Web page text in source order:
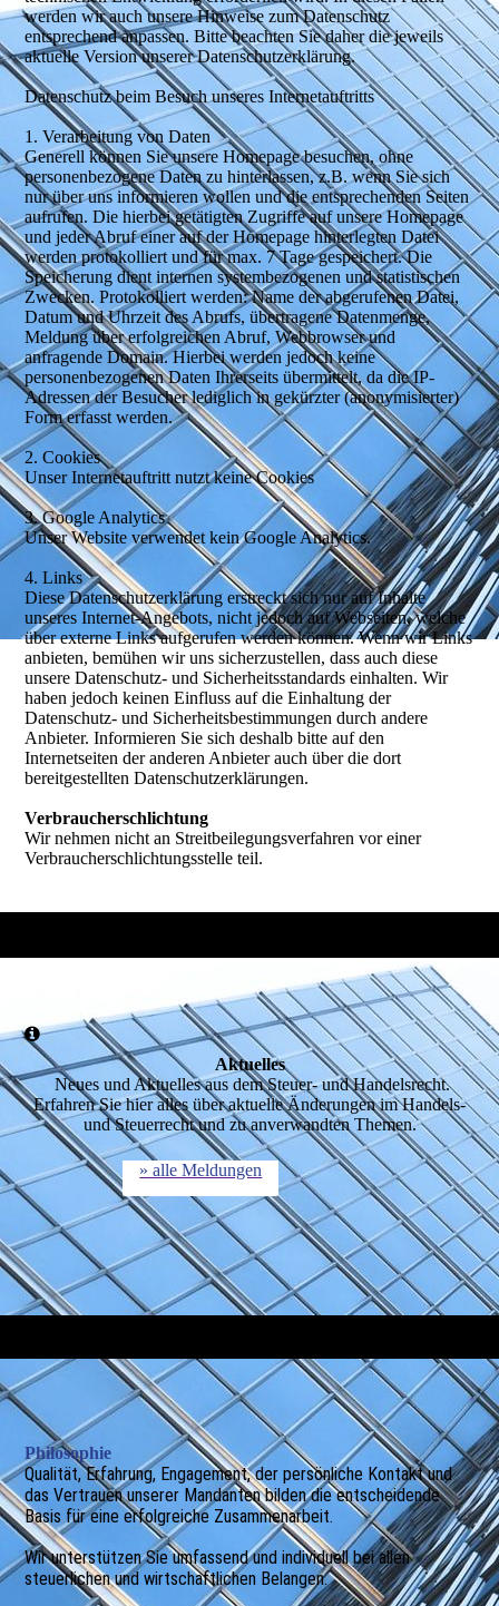
werden wir auch unsere Hinweise zum Datenschutz
entsprechend anpassen. Bitte beachten Sie daher die jeweils
aktuelle Version unserer Datenschutzerklärung.
Datenschutz beim Besuch unseres Internetauftritts
1. Verarbeitung von Daten
Generell können Sie unsere Homepage besuchen, ohne
personenbezogene Daten zu hinterlassen, z.B. wenn Sie sich
nur über uns informieren wollen und die entsprechenden Seiten
aufrufen. Die hierbei getätigten Zugriffe auf unsere Homepage
und jeder Abruf einer auf der Homepage hinterlegten Datei
werden protokolliert und für max. 7 Tage gespeichert. Die
Speicherung dient internen systembezogenen und statistischen
Zwecken. Protokolliert werden: Name der abgerufenen Datei,
Datum und Uhrzeit des Abrufs, übertragene Datenmenge,
Meldung über erfolgreichen Abruf, Webbrowser und
anfragende Domain. Hierbei werden jedoch keine
personenbezogenen Daten Ihrerseits übermittelt, da die IP-
Adressen der Besucher lediglich in gekürzter (anonymisierter)
Form erfasst werden.
2. Cookies
Unser Internetauftritt nutzt keine Cookies
3. Google Analytics
Unser Website verwendet kein Google Analytics.
4. Links
Diese Datenschutzerklärung erstreckt sich nur auf Inhalte
unseres Internet-Angebots, nicht jedoch auf Webseiten, welche
über externe Links aufgerufen werden können. Wenn wir Links
anbieten, bemühen wir uns sicherzustellen, dass auch diese
unsere Datenschutz- und Sicherheitsstandards einhalten. Wir
haben jedoch keinen Einfluss auf die Einhaltung der
Datenschutz- und Sicherheitsbestimmungen durch andere
Anbieter. Informieren Sie sich deshalb bitte auf den
Internetseiten der anderen Anbieter auch über die dort
bereitgestellten Datenschutzerklärungen.
Verbraucherschlichtung
Wir nehmen nicht an Streitbeilegungsverfahren vor einer
Verbraucherschlichtungsstelle teil.
Aktuelles
Neues und Aktuelles aus dem Steuer- und Handelsrecht.
Erfahren Sie hier alles über aktuelle Änderungen im Handels-
und Steuerrecht und zu anverwandten Themen.
» alle Meldungen
Philosophie
Qualität, Erfahrung, Engagement, der persönliche Kontakt und
das Vertrauen unserer Mandanten bilden die entscheidende
Basis für eine erfolgreiche Zusammen­arbeit.
Wir unterstützen Sie umfassend und individuell bei allen
steuerlichen und wirtschaftlichen Belangen.